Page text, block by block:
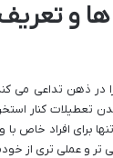
و تعریف
در ذهن تداعی می
کنار
برای افراد خاص
و عملی تری از